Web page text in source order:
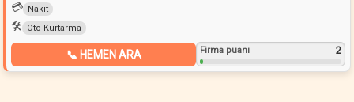
💳 Nakit
🛠️ Oto Kurtarma
📞 HEMEN ARA Firma puanı 2